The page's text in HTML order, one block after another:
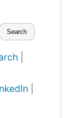
Search